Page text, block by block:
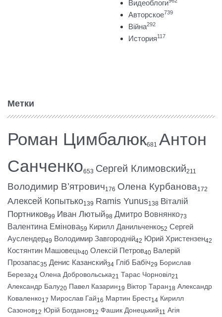
Видеоблоги
Авторское739
Війна292
История117
Метки
Роман Цимбалюк681 Антон
Санченко653 Сергей Климовский211
Володимир В’ятрович176 Олена Курбанова172
Алексей Копытько139 Ramis Yunus138 Віталій
Портников99 Иван Лютый98 Дмитро Вовнянко73
Валентина Емінова59 Кирилл Данильченко52 Сергей
Ауслендер49 Володимир Завгородній42 Юрий Христензен42
Костянтин Машовець40 Олексій Петров40 Валерій
Прозапас35 Денис Казанский34 Гліб Бабіч29 Борислав
Береза24 Олена Добровольська21 Тарас Чорновіл21
Александр Балу20 Павел Казарин19 Віктор Таран18 Александр
Коваленко17 Мирослав Гай16 Мартин Брест14 Кирилл
Сазонов12 Юрій Богданов12 Фашик Донецький11 Агія